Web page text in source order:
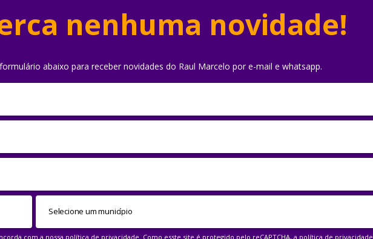
nenhuma novidade!
abaixo para receber novidades do Raul Marcelo por e-mail e whatsapp.
com a nossa política de privacidade . Como esste site é protegido pelo reCAPTCHA, a política de privacidade